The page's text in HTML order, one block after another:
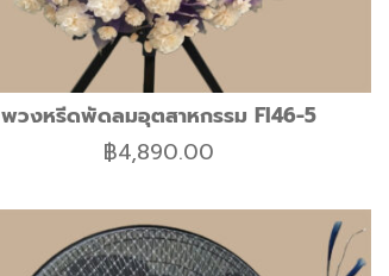
พวงหรีดพัดลมอุตสาหกรรม FI46-5
฿4,890.00